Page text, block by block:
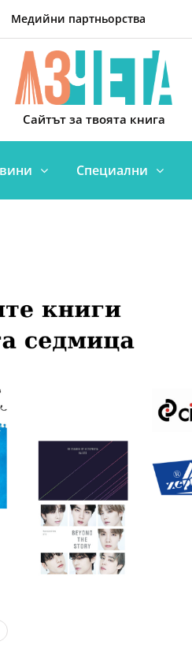
Медийни партньорства
Сайтът за твоята книга
Специални